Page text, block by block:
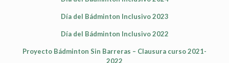
Día del Bádminton Inclusivo 2023
Día del Bádminton Inclusivo 2022
Proyecto Bádminton Sin Barreras – Clausura curso 2021-
2022